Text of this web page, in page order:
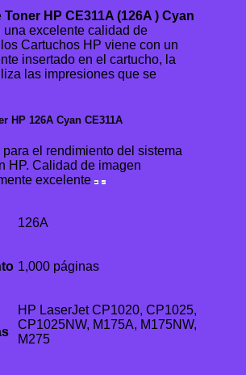
Toner HP CE311A (126A ) Cyan
una excelente calidad de
Cartuchos HP viene con un
insertado en el cartucho, la
las impresiones que se
HP 126A Cyan CE311A
el rendimiento del sistema
HP. Calidad de imagen
excelente
126A
1,000 páginas
HP LaserJet CP1020, CP1025,
CP1025NW, M175A, M175NW,
M275